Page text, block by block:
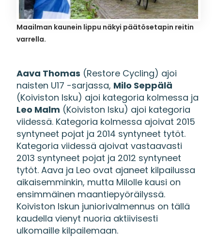
Maailman kaunein lippu näkyi päätösetapin reitin
varrella.
Aava Thomas (Restore Cycling) ajoi
naisten U17 -sarjassa, Milo Seppälä
(Koiviston Isku) ajoi kategoria kolmessa ja
Leo Malm (Koiviston Isku) ajoi kategoria
viidessä. Kategoria kolmessa ajoivat 2015
syntyneet pojat ja 2014 syntyneet tytöt.
Kategoria viidessä ajoivat vastaavasti
2013 syntyneet pojat ja 2012 syntyneet
tytöt. Aava ja Leo ovat ajaneet kilpailussa
aikaisemminkin, mutta Milolle kausi on
ensimmäinen maantiepyöräilyssä.
Koiviston Iskun juniorivalmennus on tällä
kaudella vienyt nuoria aktiivisesti
ulkomaille kilpailemaan.